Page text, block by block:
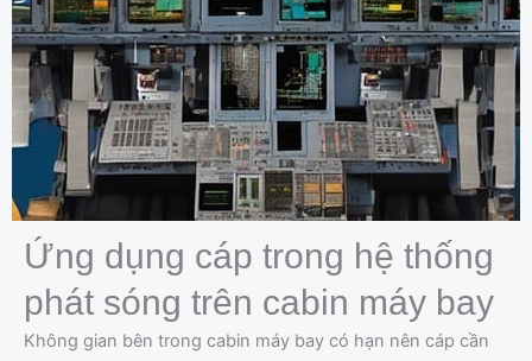
Ứng dụng cáp trong hệ thống
phát sóng trên cabin máy bay
Không gian bên trong cabin máy bay có hạn nên cáp cần